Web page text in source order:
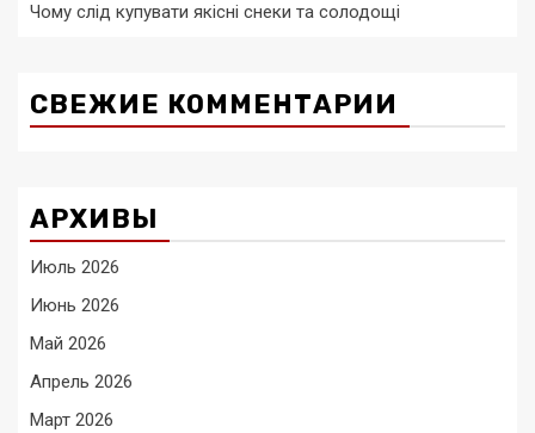
Чому слід купувати якісні снеки та солодощі
СВЕЖИЕ КОММЕНТАРИИ
АРХИВЫ
Июль 2026
Июнь 2026
Май 2026
Апрель 2026
Март 2026